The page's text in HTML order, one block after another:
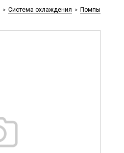
> Система охлаждения > Помпы